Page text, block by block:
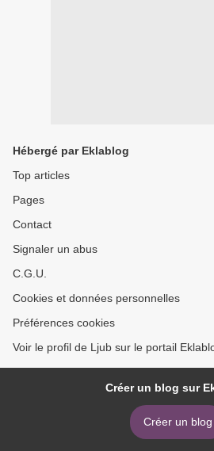
Hébergé par Eklablog
Top articles
Pages
Contact
Signaler un abus
C.G.U.
Cookies et données personnelles
Préférences cookies
Voir le profil de Ljub sur le portail
Créer un blog sur
Créer un blog